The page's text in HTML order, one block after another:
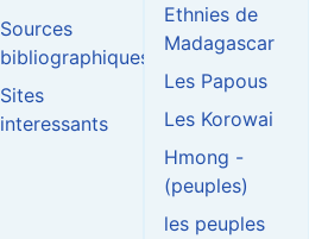
Sources
bibliographiques
Sites
interessants
Ethnies de
Madagascar
Les Papous
Les Korowai
Hmong -
(peuples)
les peuples